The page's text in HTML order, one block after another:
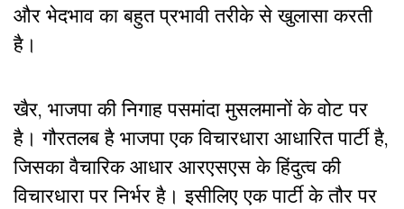
और भेदभाव का बहुत प्रभावी तरीके से खुलासा करती
है।
खैर, भाजपा की निगाह पसमांदा मुसलमानों के वोट पर
है। गौरतलब है भाजपा एक विचारधारा आधारित पार्टी है,
जिसका वैचारिक आधार आरएसएस के हिंदुत्व की
विचारधारा पर निर्भर है। इसीलिए एक पार्टी के तौर पर